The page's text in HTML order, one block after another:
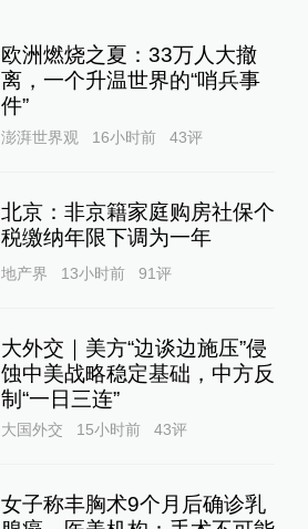
欧洲燃烧之夏：33万人大撤
离，一个升温世界的“哨兵事
件”
澎湃世界观 16小时前 43评
北京：非京籍家庭购房社保个
税缴纳年限下调为一年
地产界 13小时前 91评
大外交｜美方“边谈边施压”侵
蚀中美战略稳定基础，中方反
制“一日三连”
大国外交 15小时前 43评
女子称丰胸术9个月后确诊乳